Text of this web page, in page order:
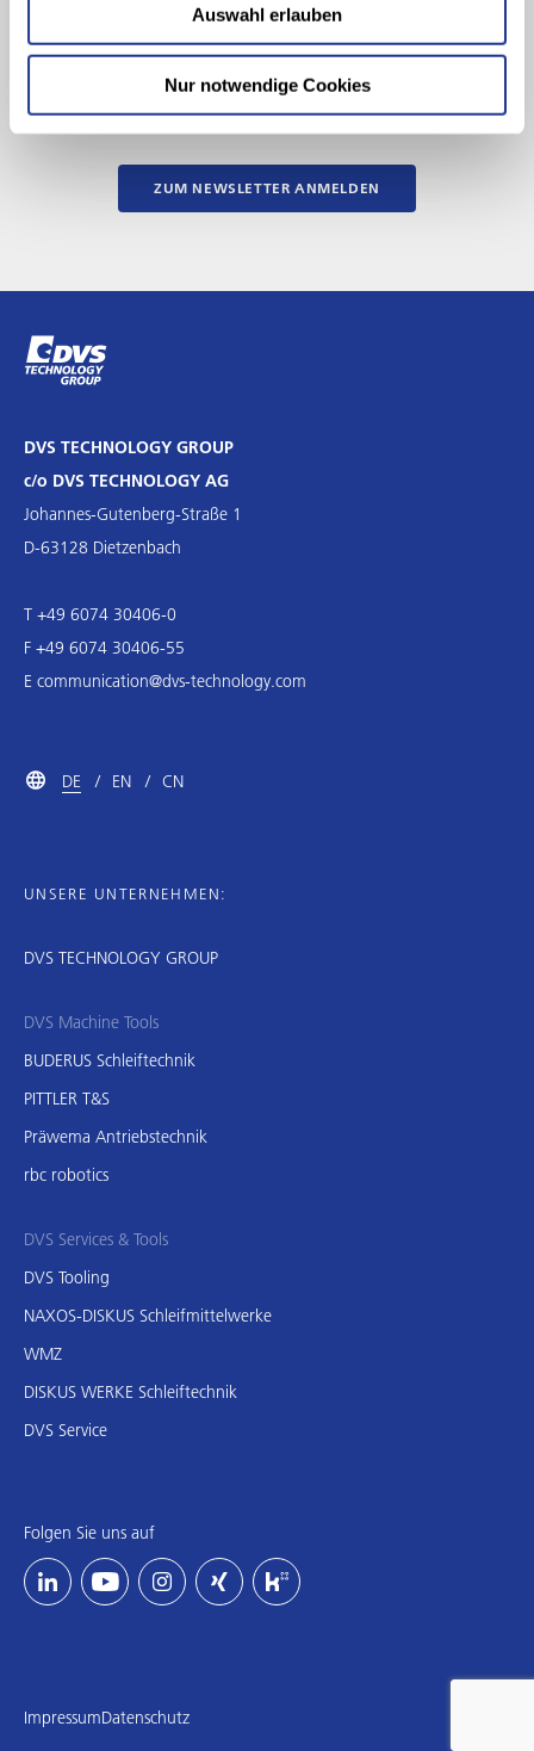
Auswahl erlauben
Nur notwendige Cookies
Datenschutzbestimmungengelesen und bin
ZUM NEWSLETTER ANMELDEN
DVS TECHNOLOGY GROUP
c/o DVS TECHNOLOGY AG
Johannes-Gutenberg-Straße 1
D-63128 Dietzenbach
T +49 6074 30406-0
F +49 6074 30406-55
E communication@dvs-technology.com
DE EN CN
UNSERE UNTERNEHMEN:
DVS TECHNOLOGY GROUP
DVS Machine Tools
BUDERUS Schleiftechnik
PITTLER T&S
Präwema Antriebstechnik
rbc robotics
DVS Services & Tools
DVS Tooling
NAXOS-DISKUS Schleifmittelwerke
WMZ
DISKUS WERKE Schleiftechnik
DVS Service
Folgen Sie uns auf
ImpressumDatenschutz